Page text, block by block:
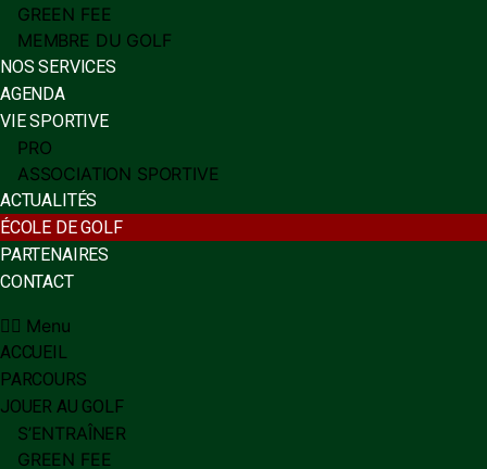
GREEN FEE
MEMBRE DU GOLF
NOS SERVICES
AGENDA
VIE SPORTIVE
PRO
ASSOCIATION SPORTIVE
ACTUALITÉS
ÉCOLE DE GOLF
PARTENAIRES
CONTACT
Menu
ACCUEIL
PARCOURS
JOUER AU GOLF
S’ENTRAÎNER
GREEN FEE